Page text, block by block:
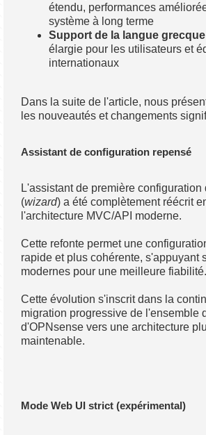
étendu, performances
système à long terme
Support de la langue grecque
élargie pour les utilisateurs et
internationaux
Dans la suite de l'article, nous
les nouveautés et changements
Assistant de configuration repensé
L'assistant de première configuration
(wizard) a été complètement réécrit
l'architecture MVC/API moderne.
Cette refonte permet une
rapide et plus cohérente, s'appuyant
modernes pour une meilleure fiabilité.
Cette évolution s'inscrit dans la
migration progressive de l'ensemble
d'OPNsense vers une architecture
maintenable.
Mode Web UI strict (expérimental)